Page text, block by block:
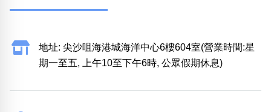
地址: 尖沙咀海港城海洋中心6樓604室(營業時間:星
期一至五, 上午10至下午6時, 公眾假期休息)